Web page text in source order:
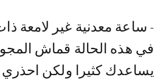
- ساعة معدنية غير لامعة
في هذه الحالة قماش
يساعدك كثيرا ولكن